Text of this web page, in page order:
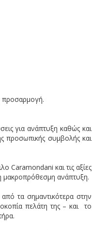
προσαρμογή.
για ανάπτυξη καθώς και
προσωπικής συμβολής και
Caramondani και τις αξίες
μακροπρόθεσμη ανάπτυξη.
τα σημαντικότερα στην
πελάτη της – και το